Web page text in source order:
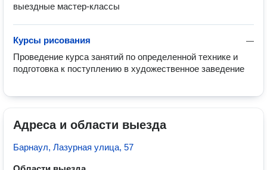
выездные мастер-классы
—
Курсы рисования
Проведение курса занятий по определенной технике и
подготовка к поступлению в художественное заведение
Адреса и области выезда
Барнаул, Лазурная улица, 57